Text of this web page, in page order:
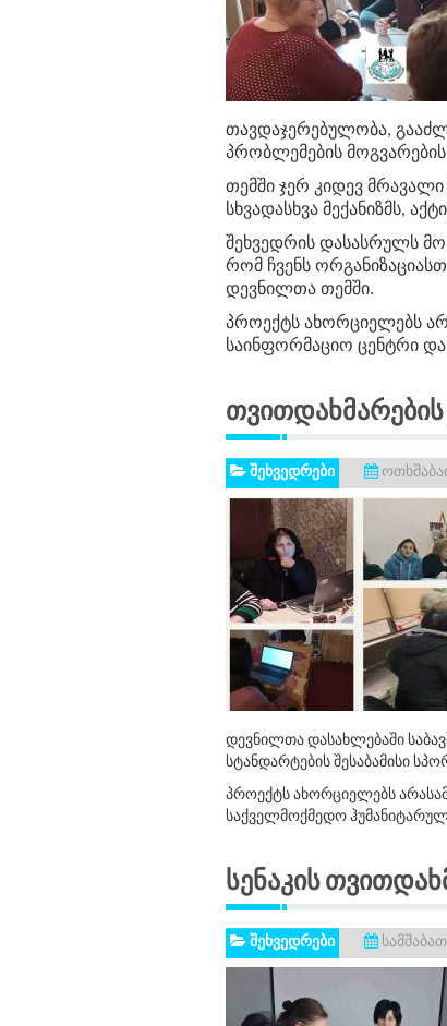
თავდაჯერებულობა,
პრობლემების მოგვარების
თემში ჯერ კიდევ მრავალი
სხვადასხვა მექანიზმს,
შეხვედრის დასასრულს
რომ ჩვენს
დევნილთა თემში.
პროექტს ახორციელებს
საინფორმაციო ცენტრი
შეხვედრები
დევნილთა დასახლებაში
სტანდარტების შესაბამისი
პროექტს ახორციელებს
საქველმოქმედო
Სენაკის
შეხვედრები